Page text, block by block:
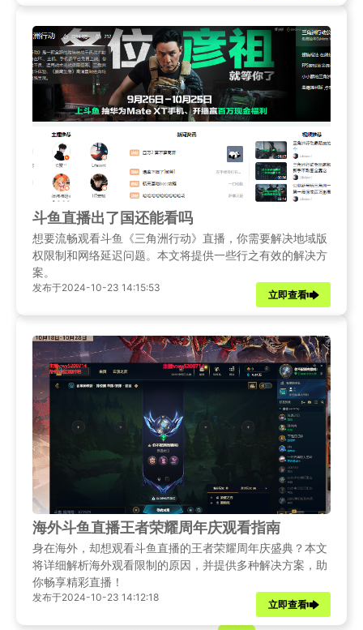
斗鱼直播出了国还能看吗
想要流畅观看斗鱼《三角洲行动》直播，你需要解决地域版
权限制和网络延迟问题。本文将提供一些行之有效的解决方
案。
发布于2024-10-23 14:15:53
立即查看
海外斗鱼直播王者荣耀周年庆观看指南
身在海外，却想观看斗鱼直播的王者荣耀周年庆盛典？本文
将详细解析海外观看限制的原因，并提供多种解决方案，助
你畅享精彩直播！
发布于2024-10-23 14:12:18
立即查看